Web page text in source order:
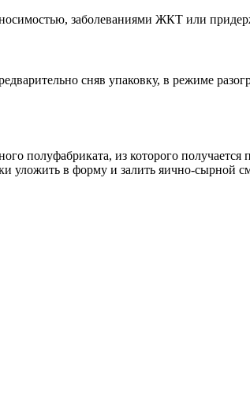
заболеваниями ЖКТ или
сняв упаковку, в режиме
полуфабриката, из которого
в форму и залить яично-сырной